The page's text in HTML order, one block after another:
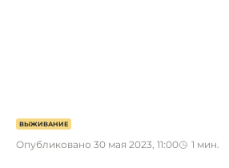
ВЫЖИВАНИЕ
Опубликовано 30 мая 2023, 11:00 1 мин.